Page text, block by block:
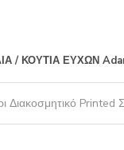
y
n
a
m
/ ΚΟΥΤΙΑ ΕΥΧΩΝ
Διακοσμητικό Printed